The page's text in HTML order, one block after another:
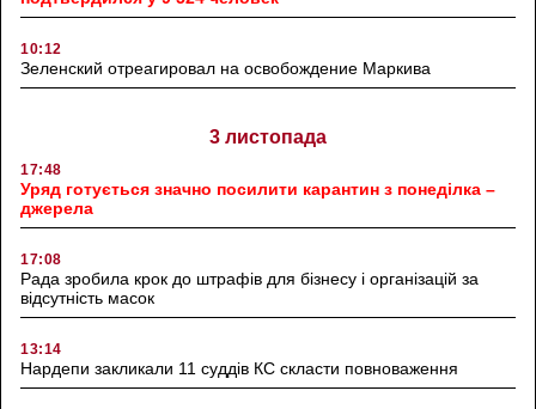
10:12
Зеленский отреагировал на освобождение Маркива
3 листопада
17:48
Уряд готується значно посилити карантин з понеділка –
джерела
17:08
Рада зробила крок до штрафів для бізнесу і організацій за
відсутність масок
13:14
Нардепи закликали 11 суддів КС скласти повноваження